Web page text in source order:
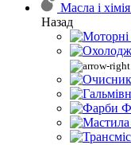
Масла і хімія
Назад